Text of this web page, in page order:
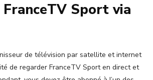
Sport via
de télévision par satellite et internet
de regarder FranceTV Sport en direct et